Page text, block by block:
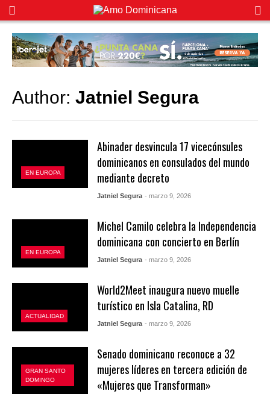
Author: Jatniel Segura
EN EUROPA
Abinader desvincula 17 vicecónsules
dominicanos en consulados del mundo
mediante decreto
Jatniel Segura - marzo 9, 2026
EN EUROPA
Michel Camilo celebra la Independencia
dominicana con concierto en Berlín
Jatniel Segura - marzo 9, 2026
ACTUALIDAD
World2Meet inaugura nuevo muelle
turístico en Isla Catalina, RD
Jatniel Segura - marzo 9, 2026
GRAN SANTO
DOMINGO
Senado dominicano reconoce a 32
mujeres líderes en tercera edición de
«Mujeres que Transforman»